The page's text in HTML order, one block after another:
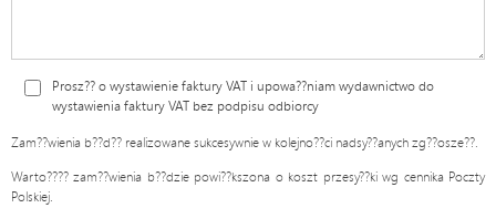
Prosz?? o wystawienie faktury VAT i upowa??niam wydawnictwo do
wystawienia faktury VAT bez podpisu odbiorcy
Zam??wienia b??d?? realizowane sukcesywnie w kolejno??ci nadsy??anych zg??osze??.
Warto???? zam??wienia b??dzie powi??kszona o koszt przesy??ki wg cennika Poczty
Polskiej.